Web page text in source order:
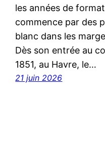
les années de
commence par des
blanc dans les
Dès son entrée au
1851, au Havre, le…
21 juin 2026